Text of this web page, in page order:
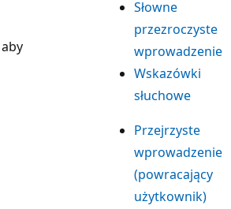
Słowne
przezroczyste
wprowadzenie
Wskazówki
słuchowe
Przejrzyste
wprowadzenie
(powracający
użytkownik)